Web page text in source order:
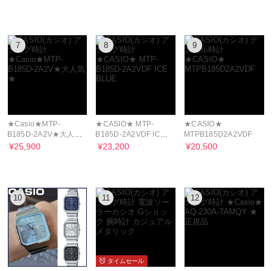
7
★Casio★MTP-
B185D-2A2V★大人気
★
¥25,900
8
★CASIO★ MTP-
B185D-2A2VDF ICE
BLUE
¥23,200
9
★CASIO★
MTPB185D2A2VDF
¥20,500
10 11
タイムセール
12